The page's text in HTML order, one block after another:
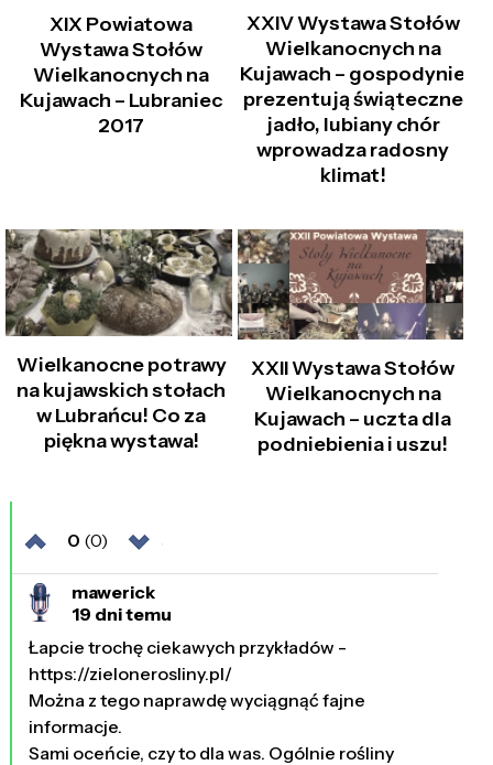
XIX Powiatowa
Wystawa Stołów
Wielkanocnych na
Kujawach – Lubraniec
2017
XXIV Wystawa Stołów
Wielkanocnych na
Kujawach – gospodynie
prezentują świąteczne
jadło, lubiany chór
wprowadza radosny
klimat!
Wielkanocne potrawy
na kujawskich stołach
w Lubrańcu! Co za
piękna wystawa!
XXII Wystawa Stołów
Wielkanocnych na
Kujawach – uczta dla
podniebienia i uszu!
0 (0)
mawerick
19 dni temu
Łapcie trochę ciekawych przykładów -
https://zielonerosliny.pl/
Można z tego naprawdę wyciągnąć fajne
informacje.
Sami oceńcie, czy to dla was. Ogólnie rośliny